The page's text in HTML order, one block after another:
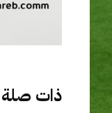
ذات صلة